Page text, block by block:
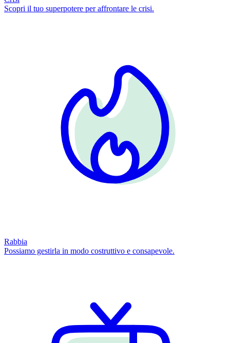
Scopri il tuo superpotere per affrontare le crisi.
Rabbia
Possiamo gestirla in modo costruttivo e consapevole.